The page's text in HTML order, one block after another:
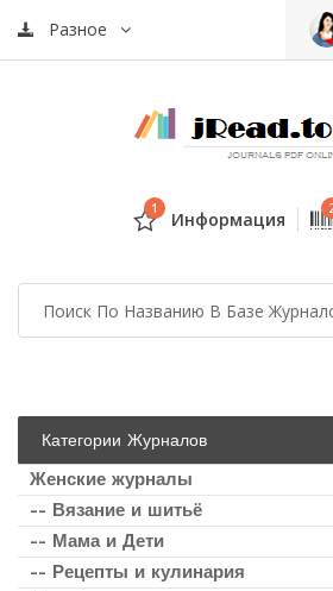
Разное
1 Информация
Категории Журналов
Женские журналы
-- Вязание и шитьё
-- Мама и Дети
-- Рецепты и кулинария